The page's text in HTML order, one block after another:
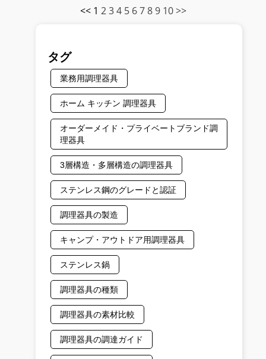
<< 1 2 3 4 5 6 7 8 9 10 >>
タグ
業務用調理器具
ホーム キッチン 調理器具
オーダーメイド・プライベートブランド調
理器具
3層構造・多層構造の調理器具
ステンレス鋼のグレードと認証
調理器具の製造
キャンプ・アウトドア用調理器具
ステンレス鍋
調理器具の種類
調理器具の素材比較
調理器具の調達ガイド